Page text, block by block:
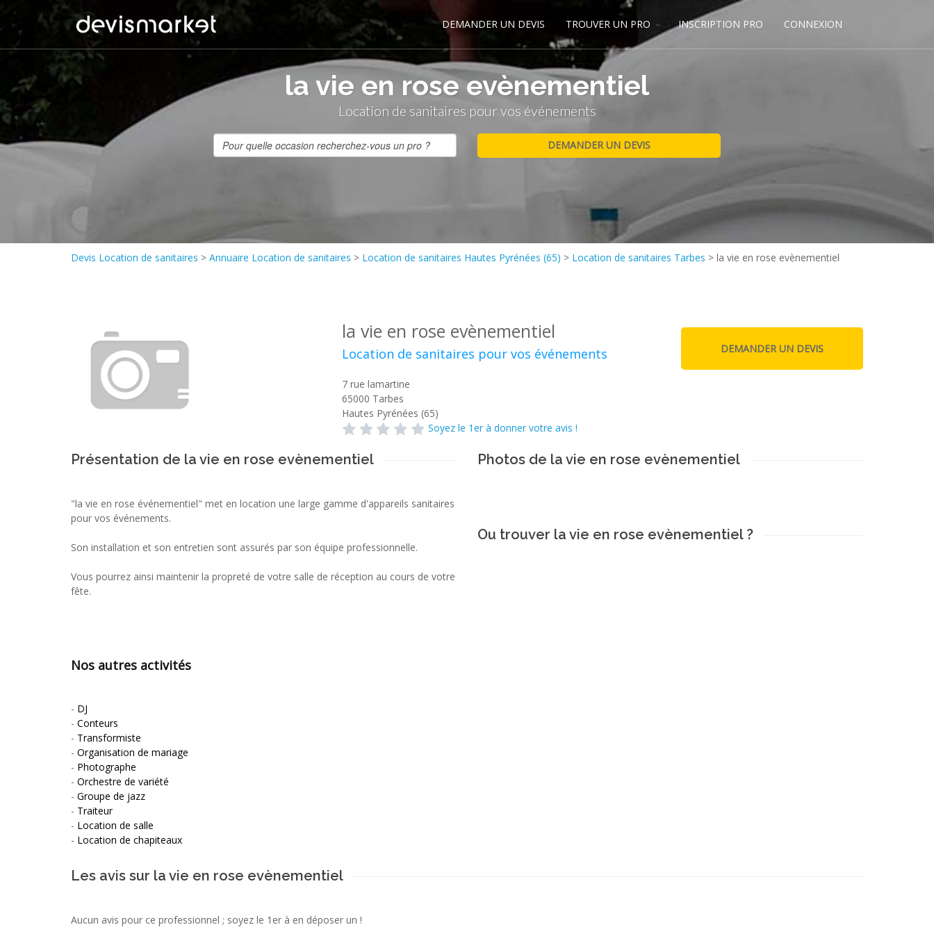
DEMANDER UN DEVIS TROUVER UN PRO INSCRIPTION PRO CONNEXION
la vie en rose evènementiel
Location de sanitaires pour vos événements
Devis Location de sanitaires > Annuaire Location de sanitaires > Location de sanitaires Hautes Pyrénées (65) > Location de sanitaires Tarbes > la vie en rose evènementiel
la vie en rose evènementiel
Location de sanitaires pour vos événements
7 rue lamartine
65000 Tarbes
Hautes Pyrénées (65)
Soyez le 1er à donner votre avis !
Présentation de la vie en rose evènementiel
"la vie en rose événementiel" met en location une large gamme d'appareils sanitaires
pour vos événements.
Son installation et son entretien sont assurés par son équipe professionnelle.
Vous pourrez ainsi maintenir la propreté de votre salle de réception au cours de votre
fête.
Nos autres activités
- DJ
- Conteurs
- Transformiste
- Organisation de mariage
- Photographe
- Orchestre de variété
- Groupe de jazz
- Traiteur
- Location de salle
- Location de chapiteaux
Photos de la vie en rose evènementiel
Ou trouver la vie en rose evènementiel ?
Les avis sur la vie en rose evènementiel
Aucun avis pour ce professionnel ; soyez le 1er à en déposer un !